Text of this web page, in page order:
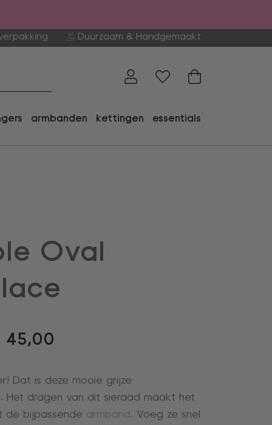
Duurzaam & Handgemaakt
armbanden kettingen essentials
Oval
45,00
Dat is deze mooie grijze
. Het dragen van dit sieraad maakt het
de bijpassende armband. Voeg ze snel